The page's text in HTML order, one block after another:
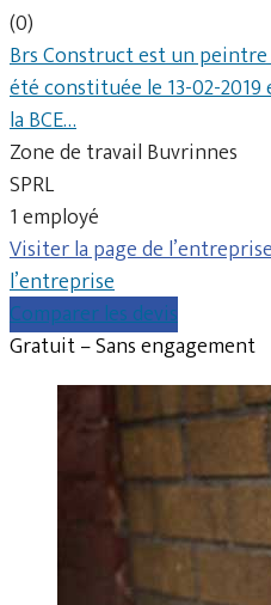
(0)
Brs Construct est un peintre
été constituée le 13-02-
la BCE…
Zone de travail Buvrinnes
SPRL
1 employé
Visiter la page de
l’entreprise
Comparer les devis
Gratuit – Sans engagement